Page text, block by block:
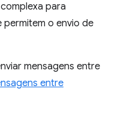
para
permitem o envio de
mensagens entre
entre